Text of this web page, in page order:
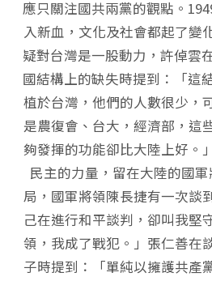
應只關注國共兩黨的觀點。
入新血，文化及社會都起了變
疑對台灣是一股動力，許倬雲
國結構上的缺失時提到：「這
植於台灣，他們的人數很少，
是農復會、台大，經濟部，這
夠發揮的功能卻比大陸上好。
民主的力量，留在大陸的國
局，國軍將領陳長捷有一次談
己在進行和平談判，卻叫我堅
領，我成了戰犯。」張仁善在
子時提到：「單純以擁護共產